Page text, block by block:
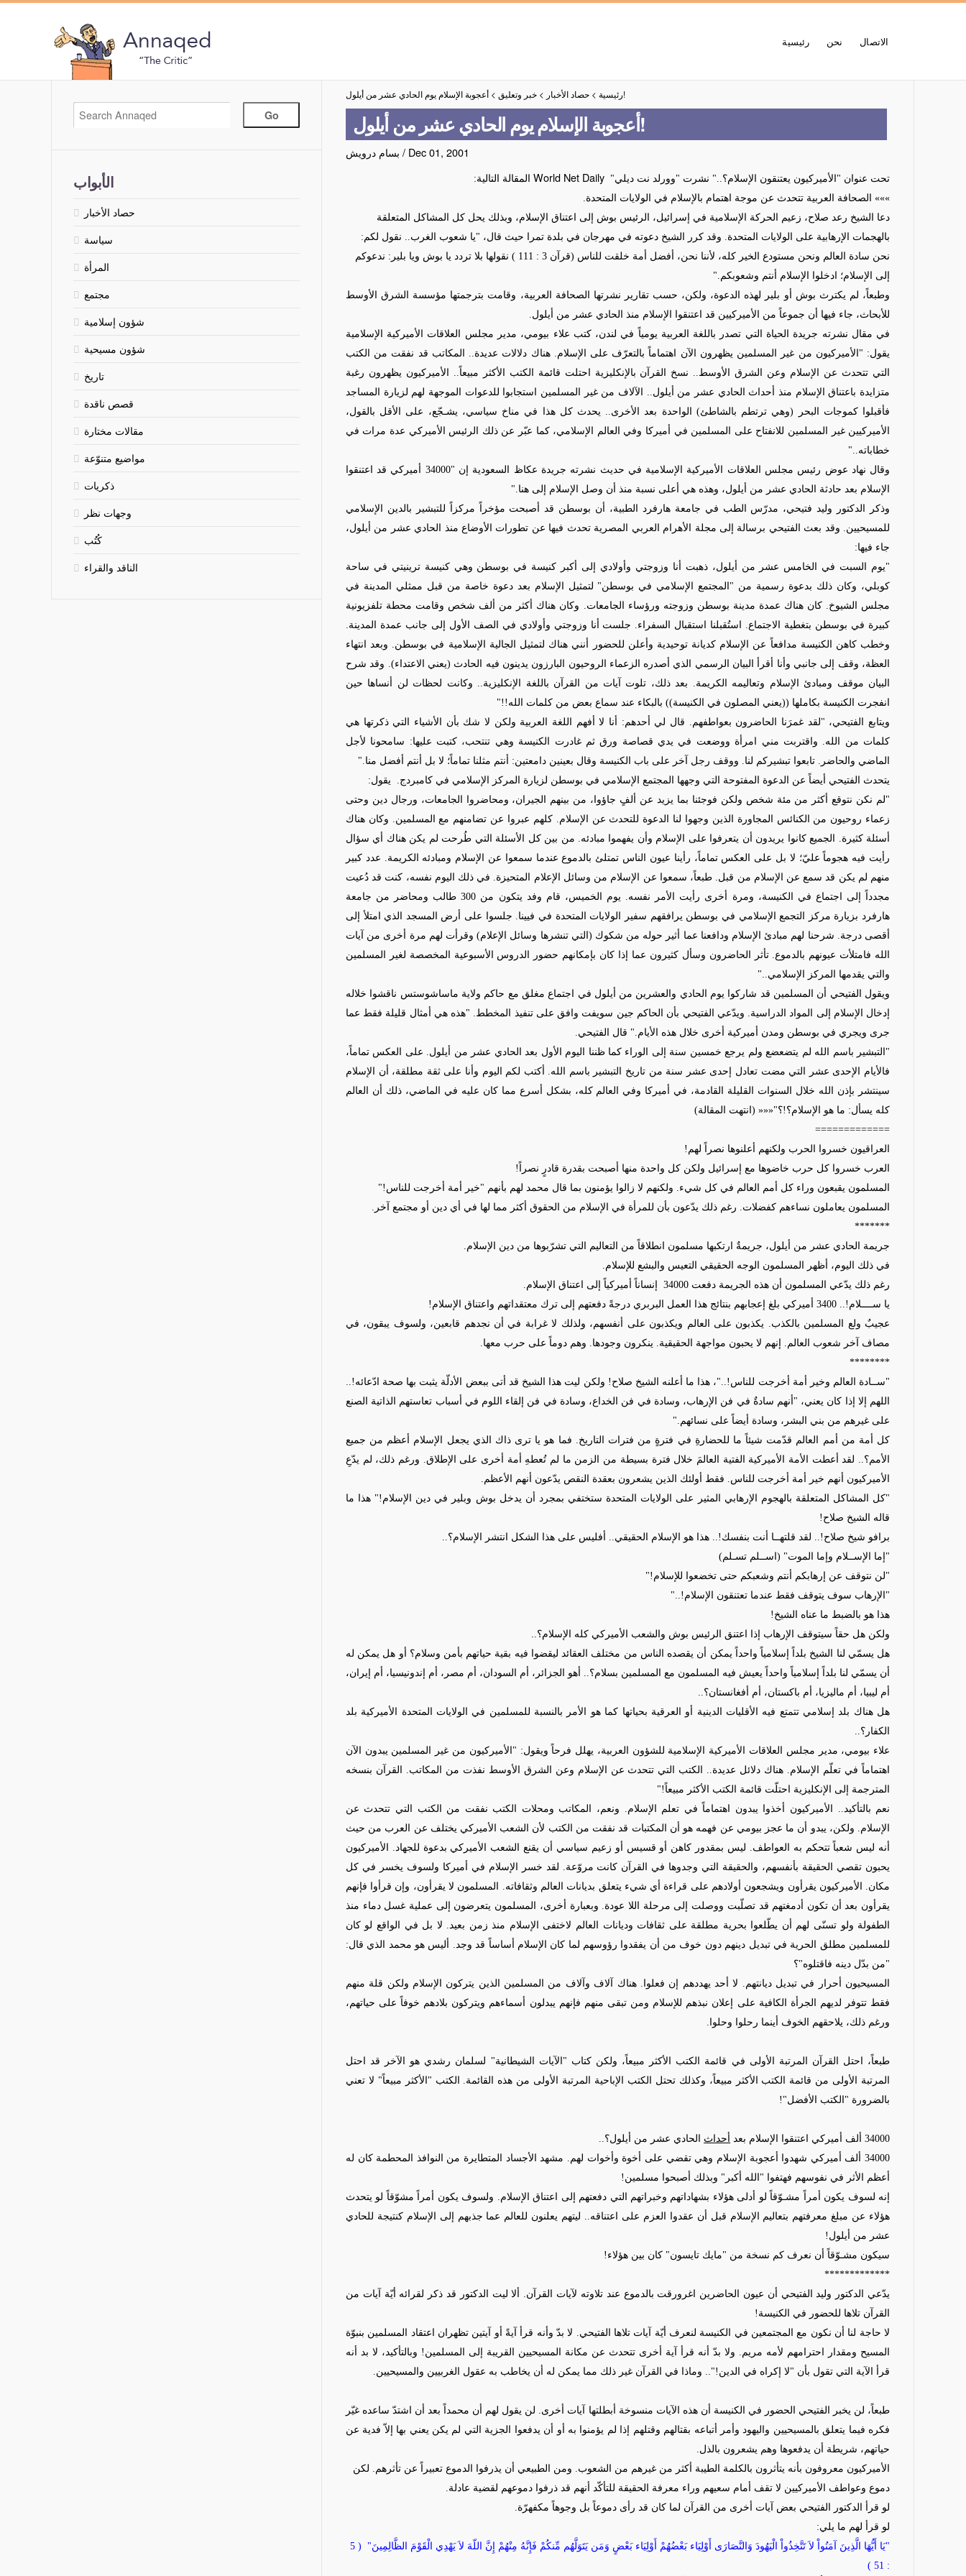
رئيسية نحن الاتصال
الأبواب
حصاد الأخبار
سياسة
المرأة
مجتمع
شؤون إسلامية
شؤون مسيحية
تاريخ
قصص ناقدة
مقالات مختارة
مواضيع متنوّعة
ذكريات
وجهات نظر
كُتُب
الناقد والقراء
رئيسية >حصاد الأخبار >خبر وتعليق > أعجوبة الإسلام يوم الحادي عشر من أيلول!
أعجوبة الإسلام يوم الحادي عشر من أيلول!
بسام درويش / Dec 01, 2001
تحت عنوان "الأميركيون يعتنقون الإسلام؟.. " نشرت "وورلد نت ديلي" World Net Daily المقالة التالية:
»»» الصحافة العربية تتحدث عن موجة اهتمام بالإسلام في الولايات المتحدة.
دعا الشيخ رعد صلاح، زعيم الحركة الإسلامية في إسرائيل، الرئيس بوش إلى اعتناق الإسلام، وبذلك يحل كل المشاكل المتعلقة
بالهجمات الإرهابية على الولايات المتحدة. وقد كرر الشيخ دعوته في مهرجان في بلدة تمرا حيث قال، "يا شعوب الغرب.. نقول لكم:
نحن سادة العالم ونحن مستودع الخير كله، لأننا نحن، أفضل أمة خلقت للناس (قرآن 3 : 111 ) نقولها بلا تردد يا بوش ويا بلير: ندعوكم
إلى الإسلام؛ ادخلوا الإسلام أنتم وشعوبكم."
وطبعاً، لم يكترث بوش أو بلير لهذه الدعوة، ولكن، حسب تقارير نشرتها الصحافة العربية، وقامت بترجمتها مؤسسة الشرق الأوسط
للأبحاث، جاء فيها أن جموعاً من الأميركيين قد اعتنقوا الإسلام منذ الحادي عشر من أيلول.
في مقال نشرته جريدة الحياة التي تصدر باللغة العربية يومياً في لندن، كتب علاء بيومي، مدير مجلس العلاقات الأميركية الإسلامية
يقول: "الأميركيون من غير المسلمين يظهرون الآن اهتماماً بالتعرّف على الإسلام. هناك دلالات عديدة.. المكاتب قد نفقت من الكتب
التي تتحدث عن الإسلام وعن الشرق الأوسط.. نسخ القرآن بالإنكليزية احتلت قائمة الكتب الأكثر مبيعاً.. الأميركيون يظهرون رغبة
متزايدة باعتناق الإسلام منذ أحداث الحادي عشر من أيلول.. الآلاف من غير المسلمين استجابوا للدعوات الموجهة لهم لزيارة المساجد
فأقبلوا كموجات البحر (وهي ترتطم بالشاطئ) الواحدة بعد الأخرى.. يحدث كل هذا في مناخ سياسي، يشـجّع، على الأقل بالقول،
الأميركيين غير المسلمين للانفتاح على المسلمين في أميركا وفي العالم الإسلامي، كما عبّر عن ذلك الرئيس الأميركي عدة مرات في
خطاباته.."
وقال نهاد عوض رئيس مجلس العلاقات الأميركية الإسلامية في حديث نشرته جريدة عكاظ السعودية إن "34000 أميركي قد اعتنقوا
الإسلام بعد حادثة الحادي عشر من أيلول، وهذه هي أعلى نسبة منذ أن وصل الإسلام إلى هنا."
وذكر الدكتور وليد فتيحي، مدرّس الطب في جامعة هارفرد الطبية، أن بوسطن قد أصبحت مؤخراً مركزاً للتبشير بالدين الإسلامي
للمسيحيين. وقد بعث الفتيحي برسالة إلى مجلة الأهرام العربي المصرية تحدث فيها عن تطورات الأوضاع منذ الحادي عشر من أيلول،
جاء فيها:
"يوم السبت في الخامس عشر من أيلول، ذهبت أنا وزوجتي وأولادي إلى أكبر كنيسة في بوسطن وهي كنيسة ترينيتي في ساحة
كوبلي، وكان ذلك بدعوة رسمية من "المجتمع الإسلامي في بوسطن" لتمثيل الإسلام بعد دعوة خاصة من قبل ممثلي المدينة في
مجلس الشيوخ. كان هناك عمدة مدينة بوسطن وزوجته ورؤساء الجامعات. وكان هناك أكثر من ألف شخص وقامت محطة تلفزيونية
كبيرة في بوسطن بتغطية الاجتماع. استُقبلنا استقبال السفراء. جلست أنا وزوجتي وأولادي في الصف الأول إلى جانب عمدة المدينة.
وخطب كاهن الكنيسة مدافعاً عن الإسلام كديانة توحيدية وأعلن للحضور أنني هناك لتمثيل الجالية الإسلامية في بوسطن. وبعد انتهاء
العظة، وقف إلى جانبي وأنا أقرأ البيان الرسمي الذي أصدره الزعماء الروحيون البارزون يدينون فيه الحادث (يعني الاعتداء). وقد شرح
البيان موقف ومبادئ الإسلام وتعاليمه الكريمة. بعد ذلك، تلوت آيات من القرآن باللغة الإنكليزية.. وكانت لحظات لن أنساها حين
انفجرت الكنيسة بكاملها ((يعني المصلون في الكنيسة)) بالبكاء عند سماع بعض من كلمات الله!!"
ويتابع الفتيحي، "لقد غمرَنا الحاضرون بعواطفهم. قال لي أحدهم: أنا لا أفهم اللغة العربية ولكن لا شك بأن الأشياء التي ذكرتها هي
كلمات من الله. واقتربت مني امرأة ووضعت في يدي قصاصة ورق ثم غادرت الكنيسة وهي تنتحب، كتبت عليها: سامحونا لأجل
الماضي والحاضر. تابعوا تبشيركم لنا. ووقف رجل آخر على باب الكنيسة وقال بعينين دامعتين: أنتم مثلنا تماماً؛ لا بل أنتم أفضل منا."
يتحدث الفتيحي أيضاً عن الدعوة المفتوحة التي وجهها المجتمع الإسلامي في بوسطن لزيارة المركز الإسلامي في كامبردج.
يقول:
"لم نكن نتوقع أكثر من مئة شخص ولكن فوجئنا بما يزيد عن ألفٍ جاؤوا، من بينهم الجيران، ومحاضروا الجامعات، ورجال دين وحتى
زعماء روحيون من الكنائس المجاورة الذين وجهوا لنا الدعوة للتحدث عن الإسلام. كلهم عبروا عن تضامنهم مع المسلمين. وكان هناك
أسئلة كثيرة. الجميع كانوا يريدون أن يتعرفوا على الإسلام وأن يفهموا مبادئه. من بين كل الأسئلة التي طُرحت لم يكن هناك أي سؤال
رأيت فيه هجوماً عليّ؛ لا بل على العكس تماماً، رأينا عيون الناس تمتلئ بالدموع عندما سمعوا عن الإسلام ومبادئه الكريمة. عدد كبير
منهم لم يكن قد سمع عن الإسلام من قبل. طبعاً، سمعوا عن الإسلام من وسائل الإعلام المتحيزة. في ذلك اليوم نفسه، كنت قد دُعيت
مجدداً إلى اجتماع في الكنيسة، ومرة أخرى رأيت الأمر نفسه. يوم الخميس، قام وفد يتكون من 300 طالب ومحاضر من جامعة
هارفرد بزيارة مركز التجمع الإسلامي في بوسطن يرافقهم سفير الولايات المتحدة في فيينا. جلسوا على أرض المسجد الذي امتلأ إلى
أقصى درجة. شرحنا لهم مبادئ الإسلام ودافعنا عما أثير حوله من شكوك (التي تنشرها وسائل الإعلام) وقرأت لهم مرة أخرى من آيات
الله فامتلأت عيونهم بالدموع. تأثر الحاضرون وسأل كثيرون عما إذا كان بإمكانهم حضور الدروس الأسبوعية المخصصة لغير المسلمين
والتي يقدمها المركز الإسلامي.."
ويقول الفتيحي أن المسلمين قد شاركوا يوم الحادي والعشرين من أيلول في اجتماع مغلق مع حاكم ولاية ماساشوستس ناقشوا خلاله
إدخال الإسلام إلى المواد الدراسية. ويدّعي الفتيحي بأن الحاكم جين سويفت وافق على تنفيذ المخطط. "هذه هي أمثال قليلة فقط عما
جرى ويجري في بوسطن ومدن أميركية أخرى خلال هذه الأيام." قال الفتيحي.
"التبشير باسم الله لم يتضعضع ولم يرجع خمسين سنة إلى الوراء كما ظننا اليوم الأول بعد الحادي عشر من أيلول. على العكس تماماً،
فالأيام الإحدى عشر التي مضت تعادل إحدى عشر سنة من تاريخ التبشير باسم الله. أكتب لكم اليوم وأنا على ثقة مطلقة، أن الإسلام
سينتشر بإذن الله خلال السنوات القليلة القادمة، في أميركا وفي العالم كله، بشكل أسرع مما كان عليه في الماضي، ذلك أن العالم
كله يسأل: ما هو الإسلام؟!؟"««« (انتهت المقالة)
=============
العراقيون خسروا الحرب ولكنهم أعلنوها نصراً لهم!
العرب خسروا كل حرب خاضوها مع إسرائيل ولكن كل واحدة منها أصبحت بقدرة قادرٍ نصراً!
المسلمون يقبعون وراء كل أمم العالم في كل شيء. ولكنهم لا زالوا يؤمنون بما قال محمد لهم بأنهم "خير أمة أخرجت للناس!"
المسلمون يعاملون نساءهم كفضلات. رغم ذلك يدّعون بأن للمرأة في الإسلام من الحقوق أكثر مما لها في أي دين أو مجتمع آخر.
*******
جريمة الحادي عشر من أيلول، جريمةٌ ارتكبها مسلمون انطلاقاً من التعاليم التي تشرّبوها من دين الإسلام.
في ذلك اليوم، أظهر المسلمون الوجه الحقيقي التعيس والبشع للإسلام.
رغم ذلك يدّعي المسلمون أن هذه الجريمة دفعت 34000
إنساناً أميركياً إلى اعتناق الإسلام.
يا ســــلام!.. 3400 أميركي بلغ إعجابهم بنتائج هذا العمل البربري درجةً دفعتهم إلى ترك معتقداتهم واعتناق الإسلام!
عجيبٌ ولع المسلمين بالكذب. يكذبون على العالم ويكذبون على أنفسهم، ولذلك لا غرابة في أن نجدهم قابعين، ولسوف يبقون، في
مصاف آخر شعوب العالم. إنهم لا يحبون مواجهة الحقيقية. ينكرون وجودها. وهم دوماً على حرب معها.
********
"ســادة العالم وخير أمة أخرجت للناس!.."، هذا ما أعلنه الشيخ صلاح! ولكن ليت هذا الشيخ قد أتى ببعض الأدلّة يثبت بها صحة ادّعائه!..
اللهم إلا إذا كان يعني، "أنهم سادةٌ في فن الإرهاب، وسادة في فن الخداع، وسادة في فن إلقاء اللوم في أسباب تعاستهم الذاتية الصنع
على غيرهم من بني البشر، وسادة أيضاً على نسائهم."
كل أمة من أمم العالم قدّمت شيئاً ما للحضارةِ في فترةٍ من فترات التاريخ. فما هو يا ترى ذاك الذي يجعل الإسلام أعظم من جميع
الأمم؟.. لقد أعطت الأمة الأميركية الفتية العالمَ خلال فترة بسيطة من الزمن ما لم تُعطهِ أمة أخرى على الإطلاق. ورغم ذلك، لم يدّعِ
الأميركيون أنهم خير أمة أخرجت للناس. فقط أولئك الذين يشعرون بعقدة النقص يدّعون أنهم الأعظم.
"كل المشاكل المتعلقة بالهجوم الإرهابي المثير على الولايات المتحدة ستختفي بمجرد أن يدخل بوش وبلير في دين الإسلام!" هذا ما
قاله الشيخ صلاح!
برافو شيخ صلاح!.. لقد قلتهــا أنت بنفسك!.. هذا هو الإسلام الحقيقي.. أفليس على هذا الشكل انتشر الإسلام؟..
"إما الإســلام وإما الموت" (اســلم تسـلم)
"لن نتوقف عن إرهابكم أنتم وشعبكم حتى تخضعوا للإسلام!"
"الإرهاب سوف يتوقف فقط عندما تعتنقون الإسلام!.. "
هذا هو بالضبط ما عناه الشيخ!
ولكن هل حقاً سيتوقف الإرهاب إذا اعتنق الرئيس بوش والشعب الأميركي كله الإسلام؟..
هل يسمّي لنا الشيخ بلداً إسلامياً واحداً يمكن أن يقصده الناس من مختلف العقائد ليقضوا فيه بقية حياتهم بأمن وسلام؟ أو هل يمكن له
أن يسمّي لنا بلداً إسلامياً واحداً يعيش فيه المسلمون مع المسلمين بسلام؟.. أهو الجزائر، أم السودان، أم مصر، أم إندونيسيا، أم إيران،
أم ليبيا، أم ماليزيا، أم باكستان، أم أفغانستان؟..
هل هناك بلد إسلامي تتمتع فيه الأقليات الدينية أو العرقية بحياتها كما هو الأمر بالنسبة للمسلمين في الولايات المتحدة الأميركية بلد
الكفار؟..
علاء بيومي، مدير مجلس العلاقات الأميركية الإسلامية للشؤون العربية، يهلل فرحاً ويقول: "الأميركيون من غير المسلمين يبدون الآن
اهتماماً في تعلّم الإسلام. هناك دلائل عديدة.. الكتب التي تتحدث عن الإسلام وعن الشرق الأوسط نفذت من المكاتب. القرآن بنسخه
المترجمة إلى الإنكليزية احتلّت قائمة الكتب الأكثر مبيعاً!"
نعم بالتأكيد.. الأميركيون أخذوا يبدون اهتماماً في تعلم الإسلام. ونعم، المكاتب ومحلات الكتب نفقت من الكتب التي تتحدث عن
الإسلام. ولكن، يبدو أن ما عجز بيومي عن فهمه هو أن المكتبات قد نفقت من الكتب لأن الشعب الأميركي يختلف عن العرب من حيث
أنه ليس شعباً تتحكم به العواطف. ليس بمقدور كاهن أو قسيس أو زعيم سياسي أن يقنع الشعب الأميركي بدعوة للجهاد. الأميركيون
يحبون تقصي الحقيقة بأنفسهم، والحقيقة التي وجدوها في القرآن كانت مروّعة. لقد خسر الإسلام في أميركا ولسوف يخسر في كل
مكان. الأميركيون يقرأون ويشجعون أولادهم على قراءة أي شيء يتعلق بديانات العالم وثقافاته. المسلمون لا يقرأون، وإن قرأوا فإنهم
يقرأون بعد أن تكون أدمغتهم قد تصلّبت ووصلت إلى مرحلة اللا عودة. وبعبارة أخرى، المسلمون يتعرضون إلى عملية غسل دماء منذ
الطفولة ولو تسنّى لهم أن يطّلعوا بحرية مطلقة على ثقافات وديانات العالم لاختفى الإسلام منذ زمن بعيد. لا بل في الواقع لو كان
للمسلمين مطلق الحرية في تبديل دينهم دون خوف من أن يفقدوا رؤوسهم لما كان الإسلام أساساً قد وجد. أليس هو محمد الذي قال:
"من بدّل دينه فاقتلوه"؟
المسيحيون أحرار في تبديل ديانتهم. لا أحد يهددهم إن فعلوا. هناك آلاف وآلاف من المسلمين الذين يتركون الإسلام ولكن قلة منهم
فقط تتوفر لديهم الجرأة الكافية على إعلان نبذهم للإسلام ومن تبقى منهم فإنهم يبدلون أسماءهم ويتركون بلادهم خوفاً على حياتهم،
ورغم ذلك، يلاحقهم الخوف أينما رحلوا وحلوا.
طبعاً، احتل القرآن المرتبة الأولى في قائمة الكتب الأكثر مبيعاً، ولكن كتاب "الآيات الشيطانية" لسلمان رشدي هو الآخر قد احتل
المرتبة الأولى من قائمة الكتب الأكثر مبيعاً، وكذلك تحتل الكتب الإباحية المرتبة الأولى من هذه القائمة. الكتب "الأكثر مبيعاً" لا تعني
بالضرورة "الكتب الأفضل"!
34000 ألف أميركي اعتنقوا الإسلام بعد أحداث الحادي عشر من أيلول؟..
34000 ألف أميركي شهدوا أعجوبة الإسلام وهي تقضي على أخوة وأخوات لهم. مشهد الأجساد المتطايرة من النوافذ المحطمة كان له
أعظم الأثر في نفوسهم فهتفوا "الله أكبر" وبذلك أصبحوا مسلمين!
إنه لسوف يكون أمراً مشـوّقاً لو أدلى هؤلاء بشهاداتهم وخبراتهم التي دفعتهم إلى اعتناق الإسلام. ولسوف يكون أمراً مشوّقاً لو يتحدث
هؤلاء عن مبلغ معرفتهم بتعاليم الإسلام قبل أن عقدوا العزم على اعتناقه.. ليتهم يعلنون للعالم عما جذبهم إلى الإسلام كنتيجة للحادي
عشر من أيلول!
سيكون مشـوّقاً أن نعرف كم نسخة من "مايك تايسون" كان بين هؤلاء!
*************
يدّعي الدكتور وليد الفتيحي أن عيون الحاضرين اغرورقت بالدموع عند تلاوته لآيات القرآن. ألا ليت الدكتور قد ذكر لقرائه أيّة آيات من
القرآن تلاها للحضور في الكنيسة!
لا حاجة لنا أن نكون مع المجتمعين في الكنيسة لنعرف أيّة آيات تلاها الفتيحي. لا بدّ وأنه قرأ آيةً أو آيتين تظهران اعتقاد المسلمين بنبوّة
المسيح ومقدار احترامهم لأمه مريم. ولا بدّ أنه قرأ آية أخرى تتحدث عن مكانة المسيحيين القريبة إلى المسلمين! وبالتأكيد، لا بد أنه
قرأ الآية التي تقول بأن "لا إكراه في الدين!".. وماذا في القرآن غير ذلك مما يمكن له أن يخاطب به عقول الغربيين والمسيحيين.
طبعاً، لن يخبر الفتيحي الحضور في الكنيسة أن هذه الآيات منسوخة أبطلتها آيات أخرى. لن يقول لهم أن محمداً بعد أن اشتدّ ساعده غيّر
فكره فيما يتعلق بالمسيحيين واليهود وأمر أتباعه بقتالهم وقتلهم إذا لم يؤمنوا به أو أن يدفعوا الجزية التي لم يكن يعني بها إلاّ فدية عن
حياتهم، شريطة أن يدفعوها وهم يشعرون بالذل.
الأميركيون معروفون بأنه يتأثرون بالكلمة الطيبة أكثر من غيرهم من الشعوب. ومن الطبيعي أن يذرفوا الدموع تعبيراً عن تأثرهم. لكن
دموع وعواطف الأميركيين لا تقف أمام سعيهم وراء معرفة الحقيقة للتأكّد أنهم قد ذرفوا دموعهم لقضية عادلة.
لو قرأ الدكتور الفتيحي بعض آيات أخرى من القرآن لما كان قد رأى دموعاً بل وجوهاً مكفهرّة.
لو قرأ لهم ما يلي:
"يَا أَيُّهَا الَّذِينَ آمَنُواْ لاَ تَتَّخِذُواْ الْيَهُودَ وَالنَّصَارَى أَوْلِيَاء بَعْضُهُمْ أَوْلِيَاء بَعْضٍ وَمَن يَتَوَلَّهُم مِّنكُمْ فَإِنَّهُ مِنْهُمْ إِنَّ اللّهَ لاَ يَهْدِي الْقَوْمَ الظَّالِمِينَ"
( 5
: 51 )